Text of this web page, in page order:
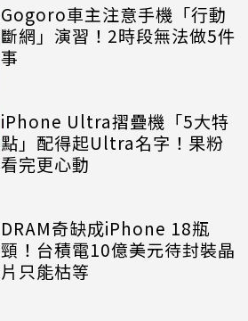
Gogoro車主注意手機「行動
斷網」演習！2時段無法做5件
事
iPhone Ultra摺疊機「5大特
點」配得起Ultra名字！果粉
看完更心動
DRAM奇缺成iPhone 18瓶
頸！台積電10億美元待封裝晶
片只能枯等